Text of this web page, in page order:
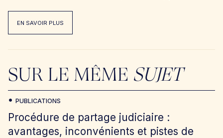
EN SAVOIR PLUS
SUR LE MÊME SUJET
Procédure de partage judiciaire :
avantages, inconvénients et pistes de
PUBLICATIONS